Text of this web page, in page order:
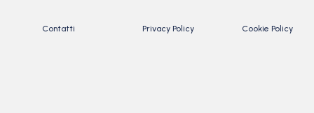
Contatti Privacy Policy Cookie Policy